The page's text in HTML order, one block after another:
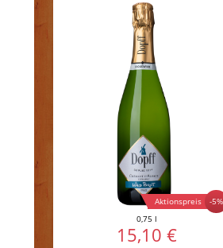
-5%
Aktionspreis
0,75 l
15,10 €